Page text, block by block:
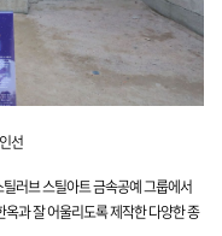
선
러브 스틸아트 금속공예 그룹에서
과 잘 어울리도록 제작한 다양한 종